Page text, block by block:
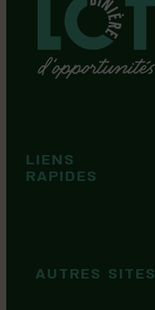
LIENS
RAPIDES
AUTRES SITES